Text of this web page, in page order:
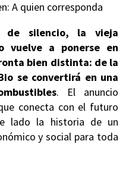
A quien corresponda
de silencio, la vieja
vuelve a ponerse en
bien distinta: de la
se convertirá en una
. El anuncio
conecta con el futuro
lado la historia de un
y social para toda